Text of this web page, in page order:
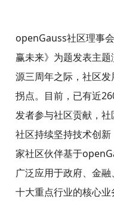
openGauss社区理事
赢未来》为题发表主
源三周年之际，社区
拐点。目前，已有近
发者参与社区贡献，社
社区持续坚持技术创
家社区伙伴基于
广泛应用于政府、金
十大重点行业的核心